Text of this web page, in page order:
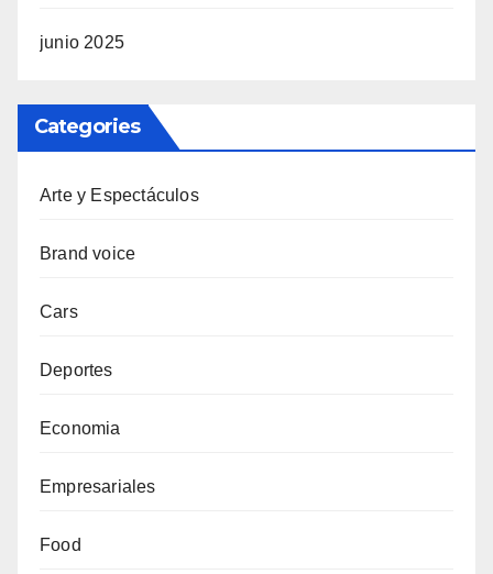
junio 2025
Categories
Arte y Espectáculos
Brand voice
Cars
Deportes
Economia
Empresariales
Food